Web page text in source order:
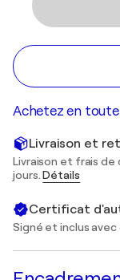
Achetez en
Livraison et
Livraison et frais de
jours.Détails
Certificat
Signé et inclus